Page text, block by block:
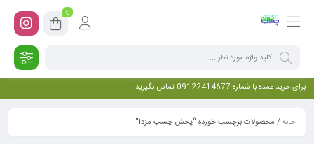
0
برای خرید عمده با شماره 09122414677 تماس بگیرید
خانه/ محصولات برچسب خورده “پخش چسب مزدا”